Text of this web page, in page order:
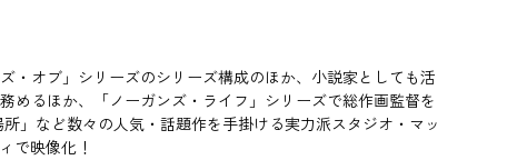
・オブ」シリーズのシリーズ構成のほか、小説家としても活
るほか、「ノーガンズ・ライフ」シリーズで総作画監督を
」など数々の人気・話題作を手掛ける実力派スタジオ・マッ
で映像化！